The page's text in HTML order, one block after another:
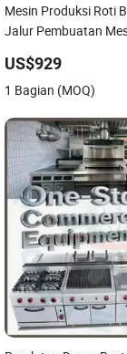
Mesin Produksi Roti
Jalur Pembuatan
Maquina De Pan
US$929
1 Bagian (MOQ)